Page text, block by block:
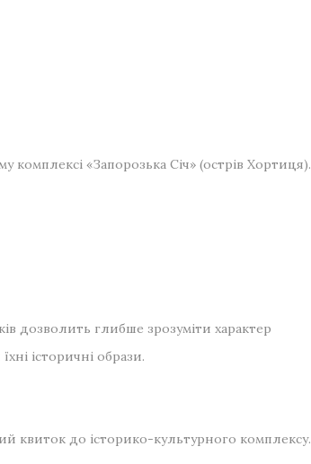
комплексі «Запорозька Січ» (острів Хортиця).
дозволить глибше зрозуміти характер
історичні образи.
квиток до історико-культурного комплексу.